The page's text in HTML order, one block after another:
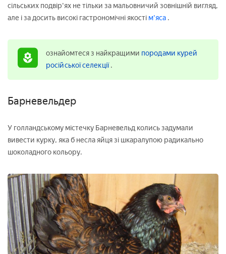
сільських подвір'ях не тільки за мальовничий зовнішній вигляд,
але і за досить високі гастрономічні якості м'яса .
ознайомтеся з найкращими породами курей
російської селекції.
Барневельдер
У голландському містечку Барневельд колись задумали
вивести курку, яка б несла яйця зі шкаралупою радикально
шоколадного кольору.